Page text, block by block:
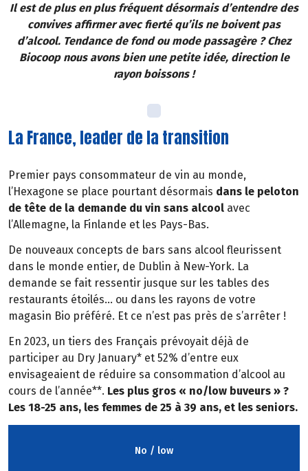
Il est de plus en plus fréquent désormais d’entendre des
convives affirmer avec fierté qu’ils ne boivent pas
d’alcool. Tendance de fond ou mode passagère ? Chez
Biocoop nous avons bien une petite idée, direction le
rayon boissons !
La France, leader de la transition
Premier pays consommateur de vin au monde,
l’Hexagone se place pourtant désormais dans le peloton
de tête de la demande du vin sans alcool avec
l’Allemagne, la Finlande et les Pays-Bas.
De nouveaux concepts de bars sans alcool fleurissent
dans le monde entier, de Dublin à New-York. La
demande se fait ressentir jusque sur les tables des
restaurants étoilés… ou dans les rayons de votre
magasin Bio préféré. Et ce n’est pas près de s’arrêter !
En 2023, un tiers des Français prévoyait déjà de
participer au Dry January* et 52% d’entre eux
envisageaient de réduire sa consommation d’alcool au
cours de l’année**. Les plus gros « no/low buveurs » ?
Les 18-25 ans, les femmes de 25 à 39 ans, et les seniors.
No / low